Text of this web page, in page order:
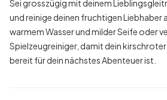
Sei grosszügig mit deinem
und reinige deinen fruchtigen Liebhaber
warmem Wasser und milder Seife oder
Spielzeugreiniger, damit dein
bereit für dein nächstes Abenteuer ist.